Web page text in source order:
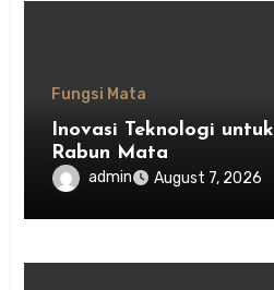
Fungsi Mata
Inovasi Teknologi
Rabun Mata
admin August 7, 2026